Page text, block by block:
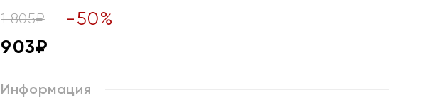
1 805₽ -50%
903₽
Информация